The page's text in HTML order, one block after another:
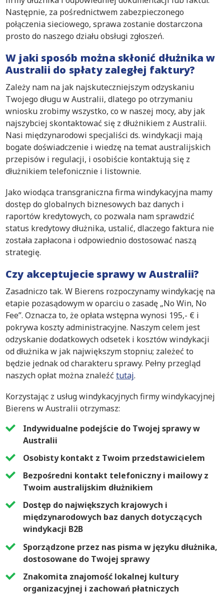
Następnie, za pośrednictwem zabezpieczonego
połączenia sieciowego, sprawa zostanie dostarczona
prosto do naszego działu obsługi zgłoszeń.
W jaki sposób można skłonić dłużnika w
Australii do spłaty zaległej faktury?
Zależy nam na jak najskuteczniejszym odzyskaniu
Twojego długu w Australii, dlatego po otrzymaniu
wniosku zrobimy wszystko, co w naszej mocy, aby jak
najszybciej skontaktować się z dłużnikiem z Australii.
Nasi międzynarodowi specjaliści ds. windykacji mają
bogate doświadczenie i wiedzę na temat australijskich
przepisów i regulacji, i osobiście kontaktują się z
dłużnikiem telefonicznie i listownie.
Jako wiodąca transgraniczna firma windykacyjna mamy
dostęp do globalnych biznesowych baz danych i
raportów kredytowych, co pozwala nam sprawdzić
status kredytowy dłużnika, ustalić, dlaczego faktura nie
została zapłacona i odpowiednio dostosować naszą
strategię.
Czy akceptujecie sprawy w Australii?
Zasadniczo tak. W Bierens rozpoczynamy windykację na
etapie pozasądowym w oparciu o zasadę „No Win, No
Fee”. Oznacza to, że opłata wstępna wynosi 195,- € i
pokrywa koszty administracyjne. Naszym celem jest
odzyskanie dodatkowych odsetek i kosztów windykacji
od dłużnika w jak największym stopniu; zależeć to
będzie jednak od charakteru sprawy. Pełny przegląd
naszych opłat można znaleźć tutaj.
Korzystając z usług windykacyjnych firmy windykacyjnej
Bierens w Australii otrzymasz:
Indywidualne podejście do Twojej sprawy w
Australii
Osobisty kontakt z Twoim przedstawicielem
Bezpośredni kontakt telefoniczny i mailowy z
Twoim australijskim dłużnikiem
Dostęp do największych krajowych i
międzynarodowych baz danych dotyczących
windykacji B2B
Sporządzone przez nas pisma w języku dłużnika,
dostosowane do Twojej sprawy
Znakomita znajomość lokalnej kultury
organizacyjnej i zachowań płatniczych